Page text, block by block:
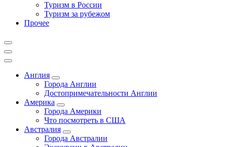
Туризм в России
Туризм за рубежом
Прочее
Англия
Города Англии
Достопримечательности Англии
Америка
Города Америки
Что посмотреть в США
Австралия
Города Австралии